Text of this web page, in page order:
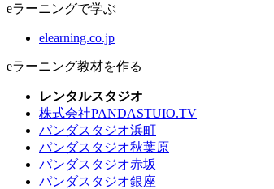
eラーニングで学ぶ
elearning.co.jp
eラーニング教材を作る
レンタルスタジオ
株式会社PANDASTUIO.TV
パンダスタジオ浜町
パンダスタジオ秋葉原
パンダスタジオ赤坂
パンダスタジオ銀座